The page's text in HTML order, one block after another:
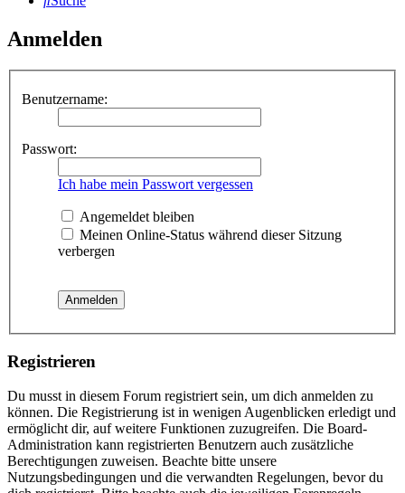
Anmelden
Benutzername:
Passwort:
Ich habe mein Passwort vergessen
Angemeldet bleiben
Meinen Online-Status während dieser Sitzung
verbergen
Registrieren
Du musst in diesem Forum registriert sein, um dich anmelden zu
können. Die Registrierung ist in wenigen Augenblicken erledigt und
ermöglicht dir, auf weitere Funktionen zuzugreifen. Die Board-
Administration kann registrierten Benutzern auch zusätzliche
Berechtigungen zuweisen. Beachte bitte unsere
Nutzungsbedingungen und die verwandten Regelungen, bevor du